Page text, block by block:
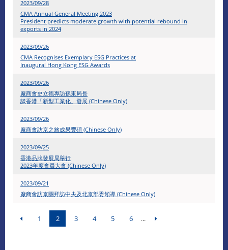
2023/09/28
CMA Annual General Meeting 2023
President predicts moderate growth with potential rebound in
exports in 2024
2023/09/26
CMA Recognises Exemplary ESG Practices at
Inaugural Hong Kong ESG Awards
2023/09/26
廠商會史立德專訪孫東局長
談香港「新型工業化」發展 (Chinese Only)
2023/09/26
廠商會訪京之旅成果豐碩 (Chinese Only)
2023/09/25
香港品牌發展局舉行
2023年度會員大會 (Chinese Only)
2023/09/21
廠商會訪京團拜訪中央及北京部委領導 (Chinese Only)
1 2 3 4 5 6 ...